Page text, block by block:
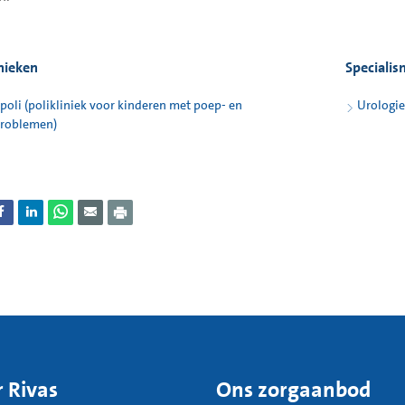
(polikliniek voor kinderen met poep- en
Urologie
Rivas Ons zorgaanbod